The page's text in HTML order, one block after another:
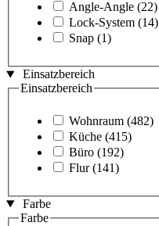
Angle-Angle (22)
Lock-System (14)
Snap (1)
Einsatzbereich
Einsatzbereich
Wohnraum (482)
Küche (415)
Büro (192)
Flur (141)
Farbe
Farbe